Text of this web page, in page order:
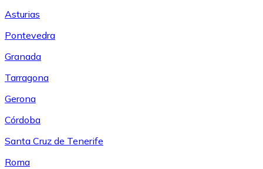
Asturias
Pontevedra
Granada
Tarragona
Gerona
Córdoba
Santa Cruz de Tenerife
Roma